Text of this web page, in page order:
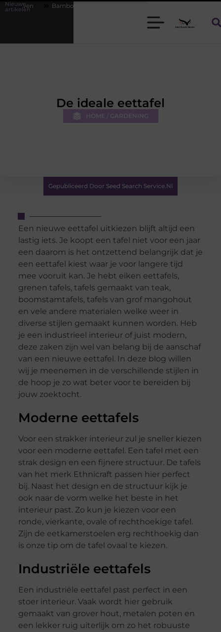
Nieuwe
artikelenT-shirts voor heren die koel blijven
De ideale eettafel
HOME / GARDENING
Gepubliceerd Door Seed Search Service.nl
Een nieuwe eettafel uitkiezen blijft altijd een
lastig iets. Je koopt een tafel niet voor een jaar
een daarom is het ontzettend belangrijk dat je
een eettafel kiest waar je voor langere tijd
mee vooruit kan. Je hebt eiken eettafels,
grenen tafels, tafels gemaakt van teak,
boomstamtafels, tafels van grof mangohout
en vele andere materialen welke weer in
diverse stijlen gemaakt kunnen worden. Heb
je een industrieel interieur of juist modern,
deze zaken zijn wel van belang bij de aanschaf
van een nieuwe eettafel. In deze blog willen
wij je meenemen in de verschillende stijlen in
de hoop je zo wat beter voor te bereiden bij
jouw zoektocht.
Moderne eettafels
Voor een strakker interieur zul je sneller kiezen
voor een moderne eettafel. Een tafel met een
strak design en een fijnere structuur. De tafels
van het merk Ethnicraft passen hier perfect
bij. Naast het design en de structuur kijk je
ook naar de vorm welke het beste in het
interieur past. Zo kun je kiezen voor een
ronde, vierkante, ovale of rechthoekige tafel.
Zijn de eetkamerstoelen erg rechthoekig dan
is onze tip om de tafel ovaal te kiezen.
Industriële eettafels
Een industriële eettafel past perfect in een
stoer interieur. Vaak wordt hier gebruik
gemaakt van grover hout, metalen poten en
een lekker ruig uiterlijk om zo het robuuste